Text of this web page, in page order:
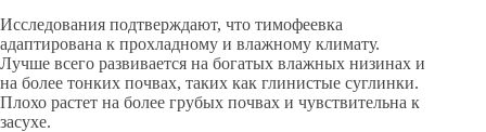
Исследования подтверждают, что тимофеевка
адаптирована к прохладному и влажному климату.
Лучше всего развивается на богатых влажных низинах и
на более тонких почвах, таких как глинистые суглинки.
Плохо растет на более грубых почвах и чувствительна к
засухе.